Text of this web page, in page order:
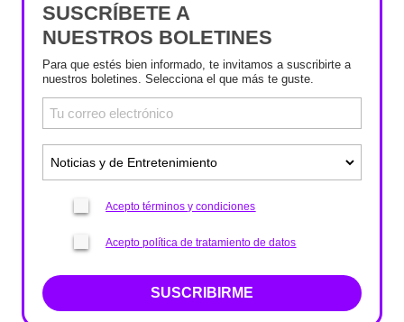
SUSCRÍBETE A
NUESTROS BOLETINES
Para que estés bien informado, te invitamos a suscribirte a
nuestros boletines. Selecciona el que más te guste.
Acepto términos y condiciones
Acepto política de tratamiento de datos
SUSCRIBIRME